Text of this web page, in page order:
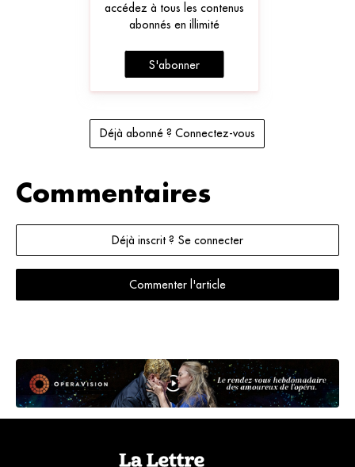
accédez à tous les contenus
abonnés en illimité
S'abonner
Déjà abonné ? Connectez-vous
Commentaires
Déjà inscrit ? Se connecter
Commenter l'article